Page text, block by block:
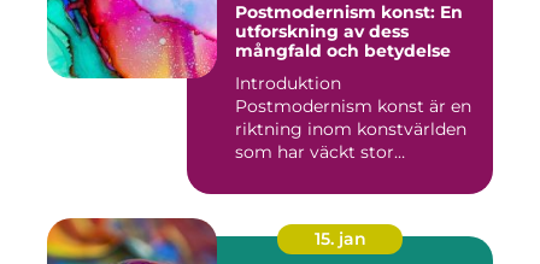
Postmodernism konst: En
utforskning av dess
mångfald och betydelse
Introduktion
Postmodernism konst är en
riktning inom konstvärlden
som har väckt stor
15. jan